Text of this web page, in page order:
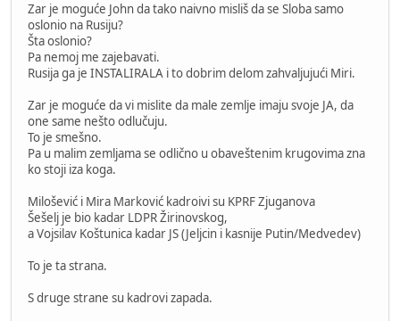
Zar je moguće John da tako naivno misliš da se Sloba samo
oslonio na Rusiju?
Šta oslonio?
Pa nemoj me zajebavati.
Rusija ga je INSTALIRALA i to dobrim delom zahvaljujući Miri.
Zar je moguće da vi mislite da male zemlje imaju svoje JA, da
one same nešto odlučuju.
To je smešno.
Pa u malim zemljama se odlično u obaveštenim krugovima zna
ko stoji iza koga.
Milošević i Mira Marković kadroivi su KPRF Zjuganova
Šešelj je bio kadar LDPR Žirinovskog,
a Vojsilav Koštunica kadar JS (Jeljcin i kasnije Putin/Medvedev)
To je ta strana.
S druge strane su kadrovi zapada.